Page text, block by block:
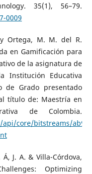
35(1), 56–79.
0009
Ortega, M. M. del R.
en Gamificación para
de la asignatura de
Institución Educativa
de Grado presentado
título de: Maestría en
de Colombia.
core/bitstreams/
J. A. & Villa-Córdova,
Optimizing